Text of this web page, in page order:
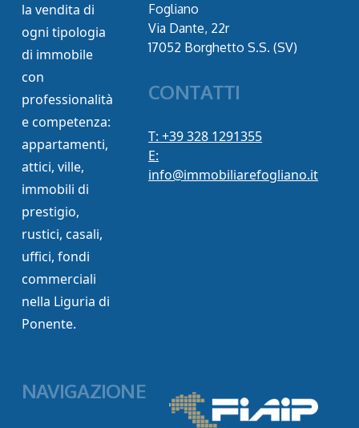
la vendita di
ogni tipologia
di immobile
con
professionalità
e competenza:
appartamenti,
attici, ville,
immobili di
prestigio,
rustici, casali,
uffici, fondi
commerciali
nella Liguria di
Ponente.
Fogliano
Via Dante, 22r
17052 Borghetto S.S. (SV)
CONTATTI
T: +39 328 1291355
E:
info@immobiliarefogliano.it
NAVIGAZIONE